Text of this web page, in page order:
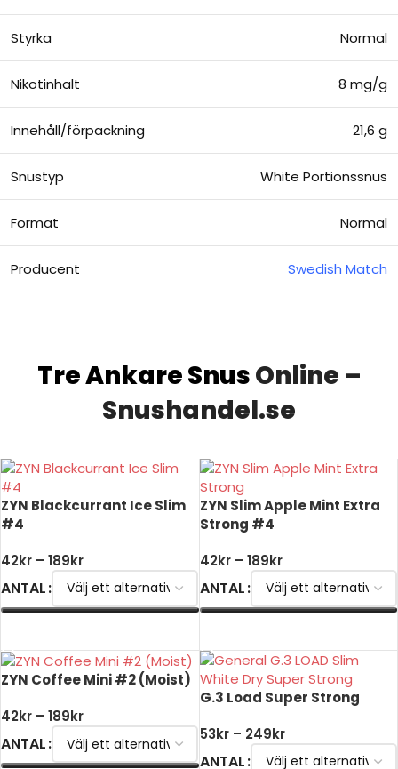
Styrka Normal
Nikotinhalt 8 mg/g
Innehåll/förpackning 21,6 g
Snustyp White Portionssnus
Format Normal
Producent Swedish Match
Tre Ankare SnusOnline –
Snushandel.se
ZYN Blackcurrant Ice Slim
#4
42kr – 189kr
ANTAL
ZYN Slim Apple Mint Extra
Strong #4
42kr – 189kr
ANTAL
ZYN Coffee Mini #2 (Moist)
42kr – 189kr
ANTAL
G.3 Load Super Strong
53kr – 249kr
ANTAL